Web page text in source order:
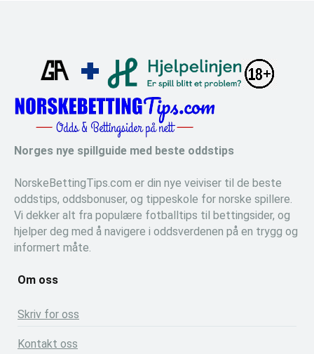
Norges nye spillguide med beste oddstips
NorskeBettingTips.com er din nye veiviser til de beste
oddstips, oddsbonuser, og tippeskole for norske spillere.
Vi dekker alt fra populære fotballtips til bettingsider, og
hjelper deg med å navigere i oddsverdenen på en trygg og
informert måte.
Om oss
Skriv for oss
Kontakt oss